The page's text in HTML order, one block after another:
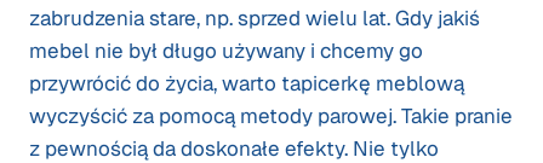
zabrudzenia stare, np. sprzed wielu lat. Gdy jakiś
mebel nie był długo używany i chcemy go
przywrócić do życia, warto tapicerkę meblową
wyczyścić za pomocą metody parowej. Takie pranie
z pewnością da doskonałe efekty. Nie tylko